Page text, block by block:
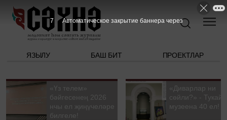
ЯЗЫЛУ БАШ БИТ ПРОЕКТЛАР
«Үз телем»
бәйгесенең 2026
нчы ел җиңүчеләре
билгеле!
«Диварлар ни
сөйли?» - Тукай
музеена 40 ел!
6 Автоматическое закрытие баннера через